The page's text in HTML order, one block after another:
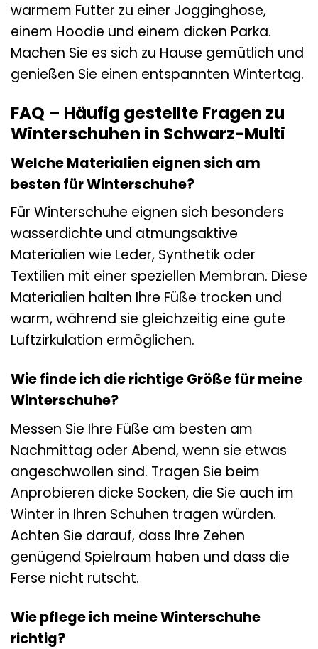
warmem Futter zu einer Jogginghose,
einem Hoodie und einem dicken Parka.
Machen Sie es sich zu Hause gemütlich und
genießen Sie einen entspannten Wintertag.
FAQ – Häufig gestellte Fragen zu
Winterschuhen in Schwarz-Multi
Welche Materialien eignen sich am
besten für Winterschuhe?
Für Winterschuhe eignen sich besonders
wasserdichte und atmungsaktive
Materialien wie Leder, Synthetik oder
Textilien mit einer speziellen Membran. Diese
Materialien halten Ihre Füße trocken und
warm, während sie gleichzeitig eine gute
Luftzirkulation ermöglichen.
Wie finde ich die richtige Größe für meine
Winterschuhe?
Messen Sie Ihre Füße am besten am
Nachmittag oder Abend, wenn sie etwas
angeschwollen sind. Tragen Sie beim
Anprobieren dicke Socken, die Sie auch im
Winter in Ihren Schuhen tragen würden.
Achten Sie darauf, dass Ihre Zehen
genügend Spielraum haben und dass die
Ferse nicht rutscht.
Wie pflege ich meine Winterschuhe
richtig?